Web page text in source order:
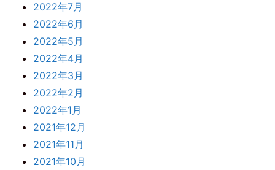
2022年7月
2022年6月
2022年5月
2022年4月
2022年3月
2022年2月
2022年1月
2021年12月
2021年11月
2021年10月